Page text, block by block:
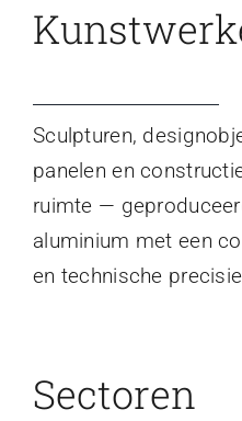
Sculpturen,
panelen en
ruimte —
aluminium met een
en technische
Sectoren